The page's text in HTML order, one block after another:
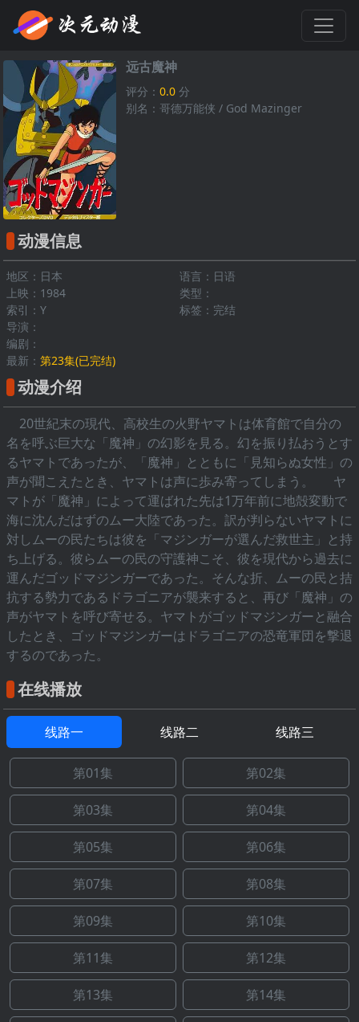
远古魔神
评分：0.0 分
别名：哥德万能侠 / God Mazinger
动漫信息
地区：日本
语言：日语
上映：1984
类型：
索引：Y
标签：完结
导演：
编剧：
最新： 第23集(已完结)
动漫介绍
20世紀末の現代、高校生の火野ヤマトは体育館で自分の
名を呼ぶ巨大な「魔神」の幻影を見る。幻を振り払おうとす
るヤマトであったが、「魔神」とともに「見知らぬ女性」の
声が聞こえたとき、ヤマトは声に歩み寄ってしまう。 ヤ
マトが「魔神」によって運ばれた先は1万年前に地殻変動で
海に沈んだはずのムー大陸であった。訳が判らないヤマトに
対しムーの民たちは彼を「マジンガーが選んだ救世主」と持
ち上げる。彼らムーの民の守護神こそ、彼を現代から過去に
運んだゴッドマジンガーであった。そんな折、ムーの民と拮
抗する勢力であるドラゴニアが襲来すると、再び「魔神」の
声がヤマトを呼び寄せる。ヤマトがゴッドマジンガーと融合
したとき、ゴッドマジンガーはドラゴニアの恐竜軍団を撃退
するのであった。
在线播放
线路一 线路二 线路三
第01集 第02集
第03集 第04集
第05集 第06集
第07集 第08集
第09集 第10集
第11集 第12集
第13集 第14集